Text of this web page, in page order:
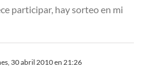
participar, hay sorteo en mi
30 abril 2010 en 21:26